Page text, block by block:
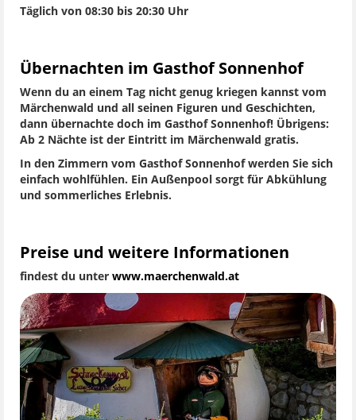
Täglich von 08:30 bis 20:30 Uhr
Übernachten im Gasthof Sonnenhof
Wenn du an einem Tag nicht genug kriegen kannst vom
Märchenwald und all seinen Figuren und Geschichten,
dann übernachte doch im Gasthof Sonnenhof! Übrigens:
Ab 2 Nächte ist der Eintritt im Märchenwald gratis.
In den Zimmern vom Gasthof Sonnenhof werden Sie sich
einfach wohlfühlen. Ein Außenpool sorgt für Abkühlung
und sommerliches Erlebnis.
Preise und weitere Informationen
findest du unter www.maerchenwald.at